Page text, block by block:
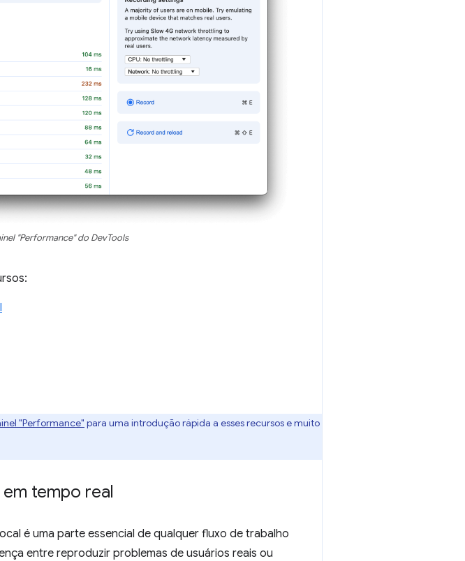
"Performance" do DevTools
"Performance" para uma introdução rápida a esses recursos e muito
tempo real
é uma parte essencial de qualquer fluxo de trabalho
entre reproduzir problemas de usuários reais ou